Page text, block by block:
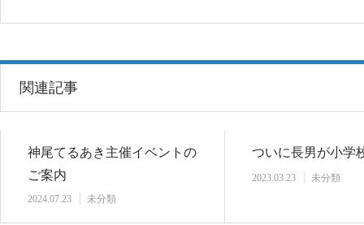
関連記事
神尾てるあき主催イベントの
ご案内
2024.07.23 未分類
ついに長男が小学
2023.03.23 未分類